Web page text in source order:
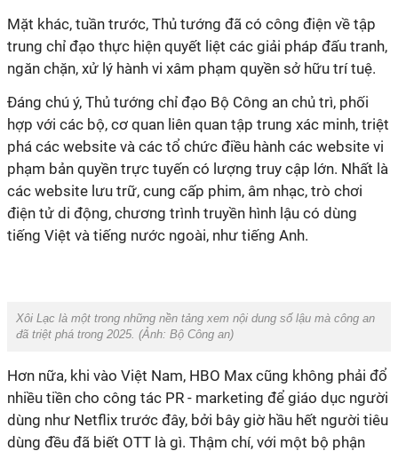
Mặt khác, tuần trước, Thủ tướng đã có công điện về tập
trung chỉ đạo thực hiện quyết liệt các giải pháp đấu tranh,
ngăn chặn, xử lý hành vi xâm phạm quyền sở hữu trí tuệ.
Đáng chú ý, Thủ tướng chỉ đạo Bộ Công an chủ trì, phối
hợp với các bộ, cơ quan liên quan tập trung xác minh, triệt
phá các website và các tổ chức điều hành các website vi
phạm bản quyền trực tuyến có lượng truy cập lớn. Nhất là
các website lưu trữ, cung cấp phim, âm nhạc, trò chơi
điện tử di động, chương trình truyền hình lậu có dùng
tiếng Việt và tiếng nước ngoài, như tiếng Anh.
Xôi Lạc là một trong những nền tảng xem nội dung số lậu mà công an
đã triệt phá trong 2025. (Ảnh: Bộ Công an)
Hơn nữa, khi vào Việt Nam, HBO Max cũng không phải đổ
nhiều tiền cho công tác PR - marketing để giáo dục người
dùng như Netflix trước đây, bởi bây giờ hầu hết người tiêu
dùng đều đã biết OTT là gì. Thậm chí, với một bộ phận